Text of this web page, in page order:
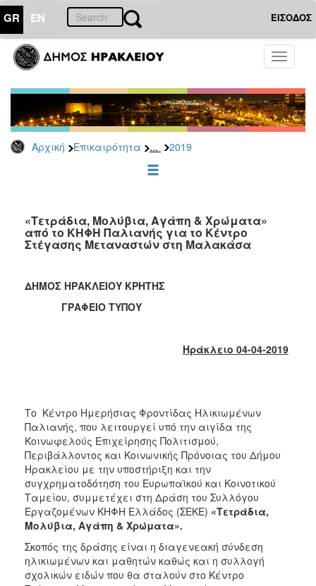
GR EN ΕΙΣΟΔΟΣ
Toggle
Αρχική Επικαιρότητα ... 2019
ΕΠΙΚΑΙΡΟΤΗΤΑ
Τύπου
Αρχείο
2026
2025
2022
2021
2019
2018
2012
2011
2010
2006
ΔΗΜΟΤΗΣ
ΕΠΙΣΚΕΠΤΗΣ
«Τετράδια, Μολύβια, Αγάπη & Χρώματα»
από το ΚΗΦΗ Παλιανής για το Κέντρο
Στέγασης Μεταναστών στη Μαλακάσα
ΔΗΜΟΣ ΗΡΑΚΛΕΙΟΥ ΚΡΗΤΗΣ
ΓΡΑΦΕΙΟ ΤΥΠΟΥ
Ηράκλειο 04-04-2019
Το Κέντρο Ημερήσιας Φροντίδας Ηλικιωμένων
Παλιανής, που λειτουργεί υπό την αιγίδα της
Κοινωφελούς Επιχείρησης Πολιτισμού,
Περιβάλλοντος και Κοινωνικής Πρόνοιας του Δήμου
Ηρακλείου με την υποστήριξη και την
συγχρηματοδότηση του Ευρωπαϊκού και Κοινοτικού
Ταμείου, συμμετέχει στη Δράση του Συλλόγου
Εργαζομένων ΚΗΦΗ Ελλάδος (ΣΕΚΕ) «Τετράδια,
Μολύβια, Αγάπη & Χρώματα».
Σκοπός της δράσης είναι η διαγενεακή σύνδεση
ηλικιωμένων και μαθητών καθώς και η συλλογή
σχολικών ειδών που θα σταλούν στο Κέντρο